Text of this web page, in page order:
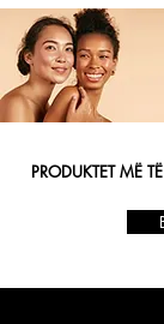
PRODUKTET MË